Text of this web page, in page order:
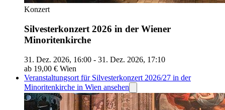
Konzert
Silvesterkonzert 2026 in der Wiener
Minoritenkirche
31. Dez. 2026, 16:00 - 31. Dez. 2026, 17:10
ab 19,00 € Wien
Veranstaltungsort für Silvesterkonzert 2026/27 in der
Minoritenkirche in Wien ansehen